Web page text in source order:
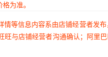
为准。
等信息内容系由店铺经营者发
与店铺经营者沟通确认；阿里